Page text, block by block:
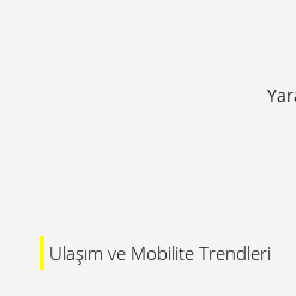
Ulaşım ve Mobilite Trendleri